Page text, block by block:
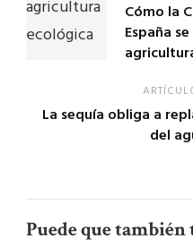
Cómo la
España
La sequía obliga a
del
Puede que también